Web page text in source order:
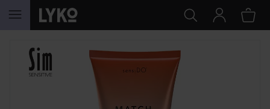
SIIRTYÄ JHK SISÄLTÖÖN